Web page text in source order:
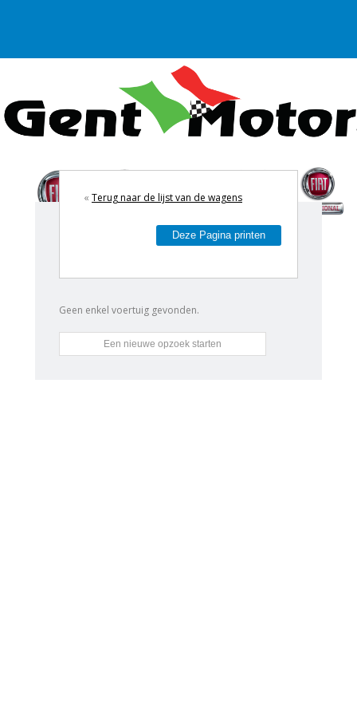
« Terug naar de lijst van de wagens
Deze Pagina printen
Geen enkel voertuig gevonden.